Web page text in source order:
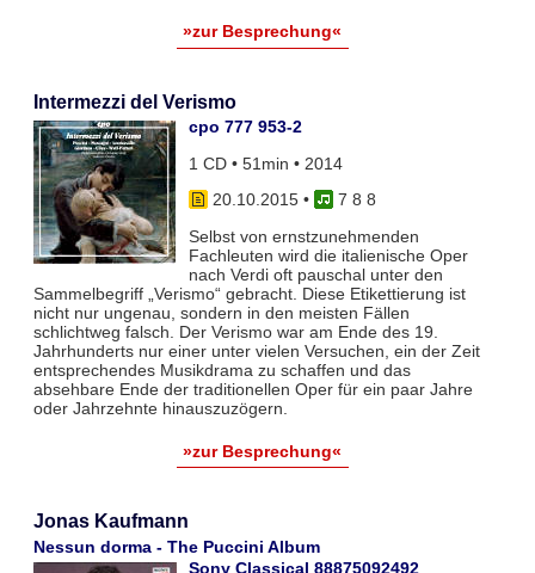
»zur Besprechung«
Intermezzi del Verismo
cpo 777 953-2
1 CD • 51min • 2014
20.10.2015•
7 8 8
Selbst von ernstzunehmenden
Fachleuten wird die italienische Oper
nach Verdi oft pauschal unter den
Sammelbegriff „Verismo“ gebracht. Diese Etikettierung ist
nicht nur ungenau, sondern in den meisten Fällen
schlichtweg falsch. Der Verismo war am Ende des 19.
Jahrhunderts nur einer unter vielen Versuchen, ein der Zeit
entsprechendes Musikdrama zu schaffen und das
absehbare Ende der traditionellen Oper für ein paar Jahre
oder Jahrzehnte hinauszuzögern.
»zur Besprechung«
Jonas Kaufmann
Nessun dorma - The Puccini Album
Sony Classical 88875092492